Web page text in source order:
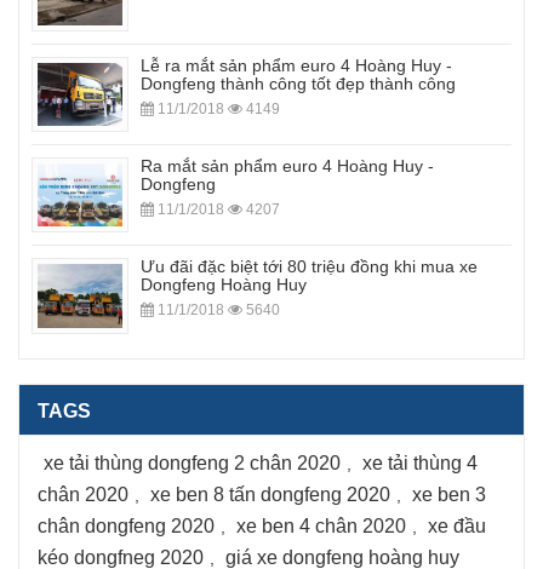
Lễ ra mắt sản phẩm euro 4 Hoàng Huy -
Dongfeng thành công tốt đẹp thành công
11/1/2018 4149
Ra mắt sản phẩm euro 4 Hoàng Huy -
Dongfeng
11/1/2018 4207
Ưu đãi đặc biệt tới 80 triệu đồng khi mua xe
Dongfeng Hoàng Huy
11/1/2018 5640
TAGS
xe tải thùng dongfeng 2 chân 2020
xe tải thùng 4
chân 2020
xe ben 8 tấn dongfeng 2020
xe ben 3
chân dongfeng 2020
xe ben 4 chân 2020
xe đầu
kéo dongfneg 2020
giá xe dongfeng hoàng huy